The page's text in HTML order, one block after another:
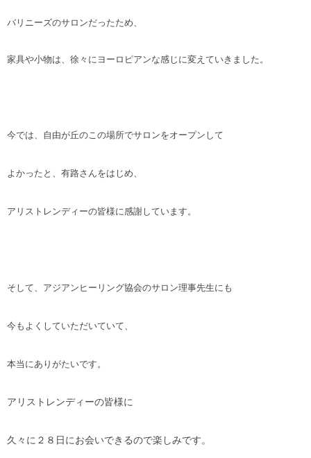
バリニーズのサロンだったため、
家具や小物は、徐々にヨーロピアンな感じに変えていきました。
今では、自由が丘のこの場所でサロンをオープンして
よかったと、有路さんをはじめ、
アリストレンディーの皆様に感謝しています。
そして、アジアンヒーリング協会のサロン理事先生にも
今もよくしていただいていて、
本当にありがたいです。
アリストレンディーの皆様に
久々に２８日にお会いできるので楽しみです。